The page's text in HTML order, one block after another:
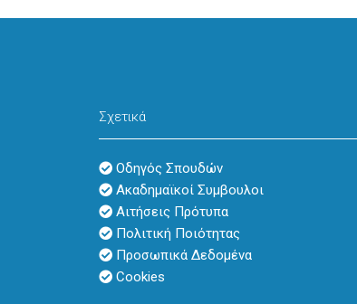
Σχετικά
Οδηγός Σπουδών
Ακαδημαϊκοί Συμβουλοι
Αιτήσεις Πρότυπα
Πολιτική Ποιότητας
Προσωπικά Δεδομένα
Cookies